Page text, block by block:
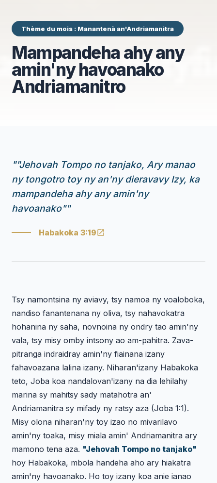
Thème du mois : Manantenà an'Andriamanitra
Mampandeha ahy any
amin'ny havoanako
Andriamanitro
""Jehovah Tompo no tanjako, Ary manao
ny tongotro toy ny an'ny dieravavy Izy, ka
mampandeha ahy any amin'ny
havoanako""
Habakoka 3:19
Tsy namontsina ny aviavy, tsy namoa ny voaloboka,
nandiso fanantenana ny oliva, tsy nahavokatra
hohanina ny saha, novnoina ny ondry tao amin'ny
vala, tsy misy omby intsony ao am-pahitra. Zava-
pitranga indraidray amin'ny fiainana izany
fahavoazana lalina izany. Niharan'izany Habakoka
teto, Joba koa nandalovan'izany na dia lehilahy
marina sy mahitsy sady matahotra an'
Andriamanitra sy mifady ny ratsy aza (Joba 1:1).
Misy olona niharan'ny toy izao no mivarilavo
amin'ny toaka, misy miala amin' Andriamanitra ary
mamono tena aza. "Jehovah Tompo no tanjako"
hoy Habakoka, mbola handeha aho ary hiakatra
amin'ny havoanako. Ho toy izany koa anie ianao